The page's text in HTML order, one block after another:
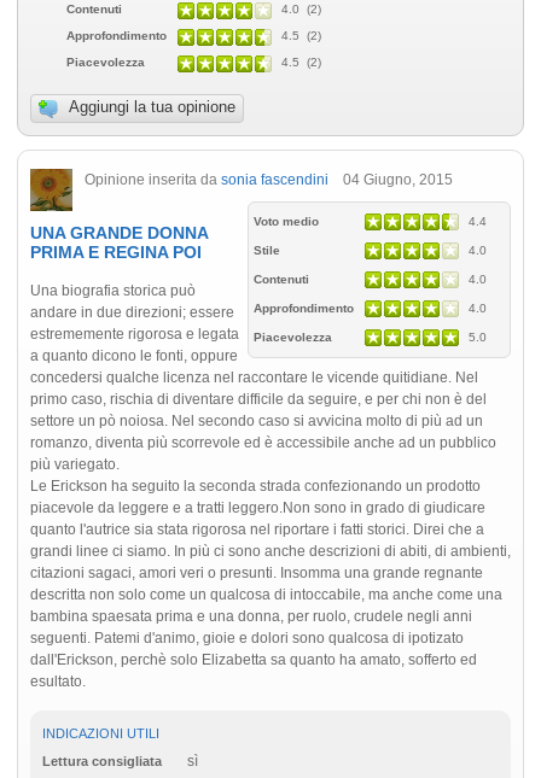
Contenuti
4.0 (2)
Approfondimento
4.5 (2)
Piacevolezza
4.5 (2)
Aggiungi la tua opinione
Opinione inserita da sonia fascendini 04 Giugno, 2015
Voto medio 4.4
Stile 4.0
Contenuti 4.0
Approfondimento 4.0
Piacevolezza 5.0
UNA GRANDE DONNA
PRIMA E REGINA POI
Una biografia storica può
andare in due direzioni; essere
estrememente rigorosa e legata
a quanto dicono le fonti, oppure
concedersi qualche licenza nel raccontare le vicende quitidiane. Nel
primo caso, rischia di diventare difficile da seguire, e per chi non è del
settore un pò noiosa. Nel secondo caso si avvicina molto di più ad un
romanzo, diventa più scorrevole ed è accessibile anche ad un pubblico
più variegato.
Le Erickson ha seguito la seconda strada confezionando un prodotto
piacevole da leggere e a tratti leggero.Non sono in grado di giudicare
quanto l'autrice sia stata rigorosa nel riportare i fatti storici. Direi che a
grandi linee ci siamo. In più ci sono anche descrizioni di abiti, di ambienti,
citazioni sagaci, amori veri o presunti. Insomma una grande regnante
descritta non solo come un qualcosa di intoccabile, ma anche come una
bambina spaesata prima e una donna, per ruolo, crudele negli anni
seguenti. Patemi d'animo, gioie e dolori sono qualcosa di ipotizato
dall'Erickson, perchè solo Elizabetta sa quanto ha amato, sofferto ed
esultato.
INDICAZIONI UTILI
Lettura consigliata
sì